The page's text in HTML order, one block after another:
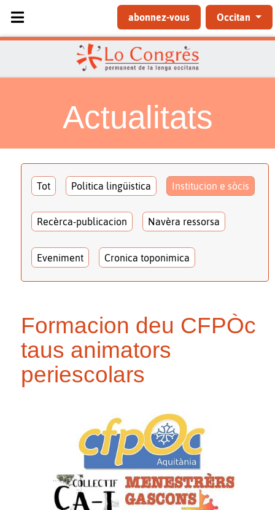
Sélectionnez votre langue
abonnez-vous Occitan
Actualitats
Tot Politica lingüistica Institucion e sòcis
Recèrca-publicacion Navèra ressorsa
Eveniment Cronica toponimica
Formacion deu CFPÒc
taus animators
periescolars